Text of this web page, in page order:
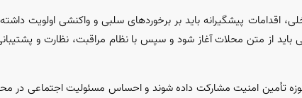
اقدامات پیشگیرانه باید بر برخورد‌های سلبی و واکنشی اولویت
از متن محلات آغاز شود و سپس با نظام مراقبت، نظارت و
تأمین امنیت مشارکت داده شوند و احساس مسئولیت اجتماعی در